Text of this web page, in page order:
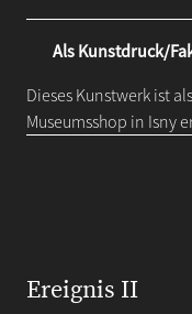
Als Kunstdruck/
Dieses Kunstwerk ist
Museumsshop in Isny
Ereignis II